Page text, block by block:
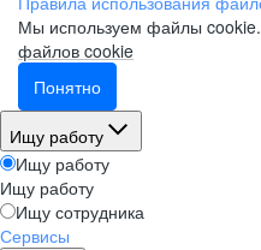
Мы используем файлы cookie.
файлов cookie
Понятно
Ищу работу
Ищу работу
Ищу работу
Ищу сотрудника
Сервисы